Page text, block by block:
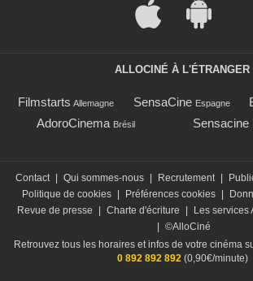
ALLOCINÉ À L'ÉTRANGER
Filmstarts Allemagne SensaCine Espagne
AdoroCinema Brésil Sensacine
Contact Qui sommes-nous Recrutement
Politique de cookies
Préférences cookies
Revue de presse
Charte d'écriture Les services
©AlloCiné
Retrouvez tous les horaires et infos de votre cinéma
0 892 892 892(0,90€/minute)